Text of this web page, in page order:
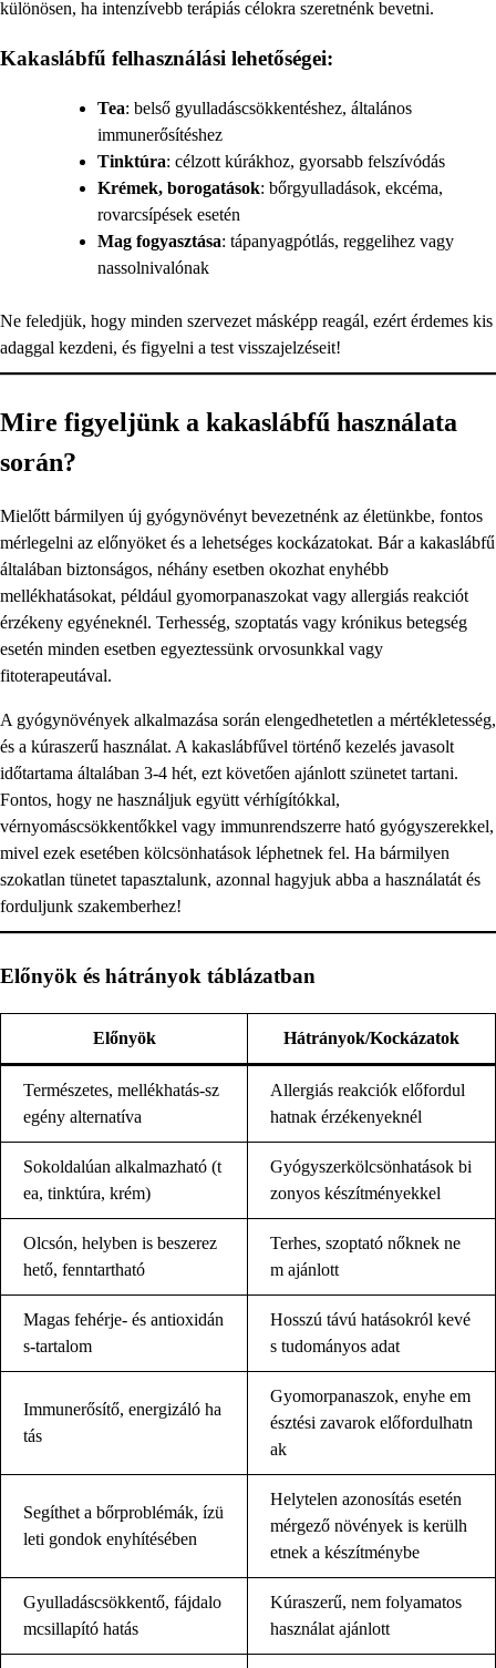
különösen, ha intenzívebb terápiás célokra szeretnénk bevetni.
Kakaslábfű felhasználási lehetőségei:
Tea: belső gyulladáscsökkentéshez, általános
immunerősítéshez
Tinktúra: célzott kúrákhoz, gyorsabb felszívódás
Krémek, borogatások: bőrgyulladások, ekcéma,
rovarcsípések esetén
Mag fogyasztása: tápanyagpótlás, reggelihez vagy
nassolnivalónak
Ne feledjük, hogy minden szervezet másképp reagál, ezért érdemes kis
adaggal kezdeni, és figyelni a test visszajelzéseit!
Mire figyeljünk a kakaslábfű használata
során?
Mielőtt bármilyen új gyógynövényt bevezetnénk az életünkbe, fontos
mérlegelni az előnyöket és a lehetséges kockázatokat. Bár a kakaslábfű
általában biztonságos, néhány esetben okozhat enyhébb
mellékhatásokat, például gyomorpanaszokat vagy allergiás reakciót
érzékeny egyéneknél. Terhesség, szoptatás vagy krónikus betegség
esetén minden esetben egyeztessünk orvosunkkal vagy
fitoterapeutával.
A gyógynövények alkalmazása során elengedhetetlen a mértékletesség,
és a kúraszerű használat. A kakaslábfűvel történő kezelés javasolt
időtartama általában 3-4 hét, ezt követően ajánlott szünetet tartani.
Fontos, hogy ne használjuk együtt vérhígítókkal,
vérnyomáscsökkentőkkel vagy immunrendszerre ható gyógyszerekkel,
mivel ezek esetében kölcsönhatások léphetnek fel. Ha bármilyen
szokatlan tünetet tapasztalunk, azonnal hagyjuk abba a használatát és
forduljunk szakemberhez!
Előnyök és hátrányok táblázatban
Előnyök Hátrányok/Kockázatok
Természetes, mellékhatás-sz
egény alternatíva
Allergiás reakciók előfordul
hatnak érzékenyeknél
Sokoldalúan alkalmazható (t
ea, tinktúra, krém)
Gyógyszerkölcsönhatások bi
zonyos készítményekkel
Olcsón, helyben is beszerez
hető, fenntartható
Terhes, szoptató nőknek ne
m ajánlott
Magas fehérje- és antioxidán
s-tartalom
Hosszú távú hatásokról kevé
s tudományos adat
Immunerősítő, energizáló ha
tás
Gyomorpanaszok, enyhe em
észtési zavarok előfordulhatn
ak
Segíthet a bőrproblémák, ízü
leti gondok enyhítésében
Helytelen azonosítás esetén
mérgező növények is kerülh
etnek a készítménybe
Gyulladáscsökkentő, fájdalo
mcsillapító hatás
Kúraszerű, nem folyamatos
használat ajánlott